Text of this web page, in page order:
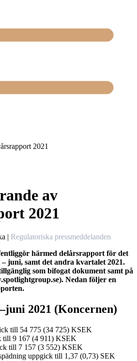
2021
av
2021
| Regulatoriska pressmeddelanden
härmed delårsrapport för det
juni, samt det andra kvartalet 2021.
som bifogat dokument samt på
Nedan följer en
2021 (Koncernen)
till 54 775 (34 725) KSEK
till 9 167 (4 911) KSEK
till 7 157 (3 552) KSEK
uppgick till 1,37 (0,73) SEK